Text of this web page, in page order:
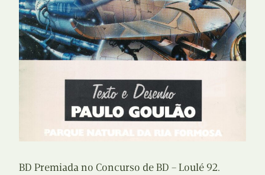
BD Premiada no Concurso de BD – Loulé 92.